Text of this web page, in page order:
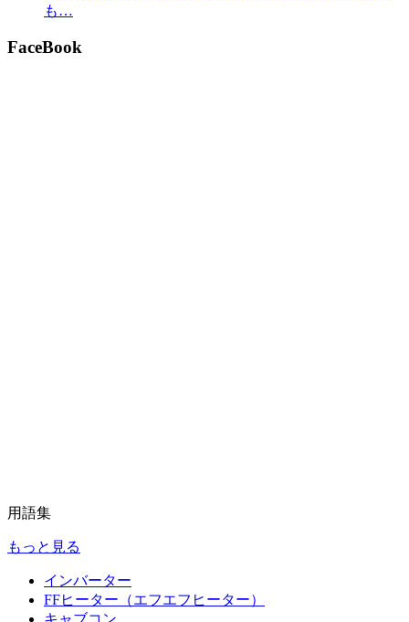
も…
FaceBook
用語集
もっと見る
インバーター
FFヒーター（エフエフヒーター）
キャブコン